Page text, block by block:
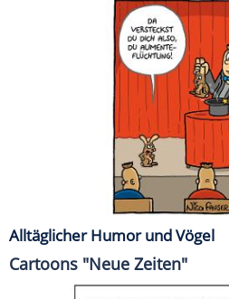
Alltäglicher Humor und Vögel
Cartoons "Neue Zeiten"